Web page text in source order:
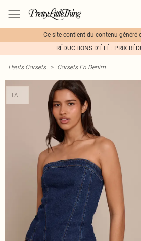
Ce site contient du contenu généré
RÉDUCTIONS D'ÉTÉ : PRIX
Hauts Corsets > Corsets En Denim
TALL